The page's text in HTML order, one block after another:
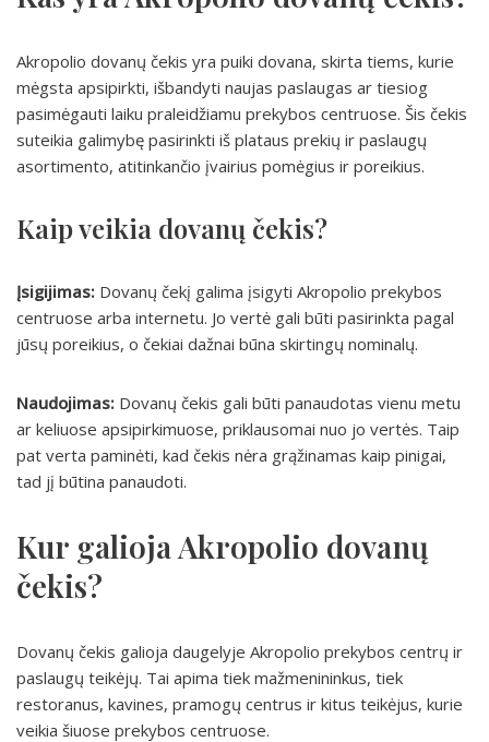
Akropolio dovanų čekis yra puiki dovana, skirta tiems, kurie
mėgsta apsipirkti, išbandyti naujas paslaugas ar tiesiog
pasimėgauti laiku praleidžiamu prekybos centruose. Šis čekis
suteikia galimybę pasirinkti iš plataus prekių ir paslaugų
asortimento, atitinkančio įvairius pomėgius ir poreikius.
Kaip veikia dovanų čekis?
Įsigijimas: Dovanų čekį galima įsigyti Akropolio prekybos
centruose arba internetu. Jo vertė gali būti pasirinkta pagal
jūsų poreikius, o čekiai dažnai būna skirtingų nominalų.
Naudojimas: Dovanų čekis gali būti panaudotas vienu metu
ar keliuose apsipirkimuose, priklausomai nuo jo vertės. Taip
pat verta paminėti, kad čekis nėra grąžinamas kaip pinigai,
tad jį būtina panaudoti.
Kur galioja Akropolio dovanų
čekis?
Dovanų čekis galioja daugelyje Akropolio prekybos centrų ir
paslaugų teikėjų. Tai apima tiek mažmenininkus, tiek
restoranus, kavines, pramogų centrus ir kitus teikėjus, kurie
veikia šiuose prekybos centruose.